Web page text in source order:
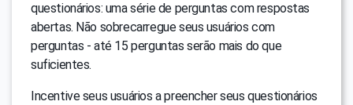
questionários: uma série de perguntas com respostas
abertas. Não sobrecarregue seus usuários com
perguntas - até 15 perguntas serão mais do que
suficientes.
Incentive seus usuários a preencher seus questionários